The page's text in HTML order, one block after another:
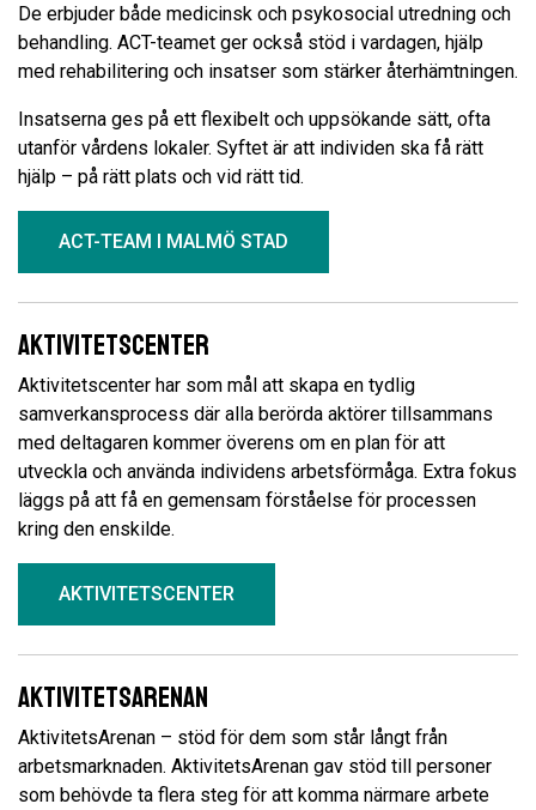
De erbjuder både medicinsk och psykosocial utredning och
behandling. ACT-teamet ger också stöd i vardagen, hjälp
med rehabilitering och insatser som stärker återhämtningen.
Insatserna ges på ett flexibelt och uppsökande sätt, ofta
utanför vårdens lokaler. Syftet är att individen ska få rätt
hjälp – på rätt plats och vid rätt tid.
ACT-TEAM I MALMÖ STAD
Aktivitetscenter
Aktivitetscenter har som mål att skapa en tydlig
samverkansprocess där alla berörda aktörer tillsammans
med deltagaren kommer överens om en plan för att
utveckla och använda individens arbetsförmåga. Extra fokus
läggs på att få en gemensam förståelse för processen
kring den enskilde.
AKTIVITETSCENTER
Aktivitetsarenan
AktivitetsArenan – stöd för dem som står långt från
arbetsmarknaden. AktivitetsArenan gav stöd till personer
som behövde ta flera steg för att komma närmare arbete